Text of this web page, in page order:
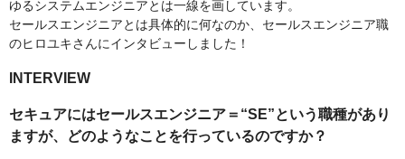
ゆるシステムエンジニアとは一線を画しています。
セールスエンジニアとは具体的に何なのか、セールスエンジニア職
のヒロユキさんにインタビューしました！
INTERVIEW
セキュアにはセールスエンジニア＝“SE”という職種があり
ますが、どのようなことを行っているのですか？